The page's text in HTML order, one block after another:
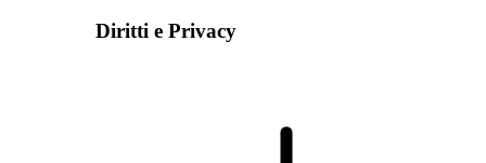
Diritti e Privacy